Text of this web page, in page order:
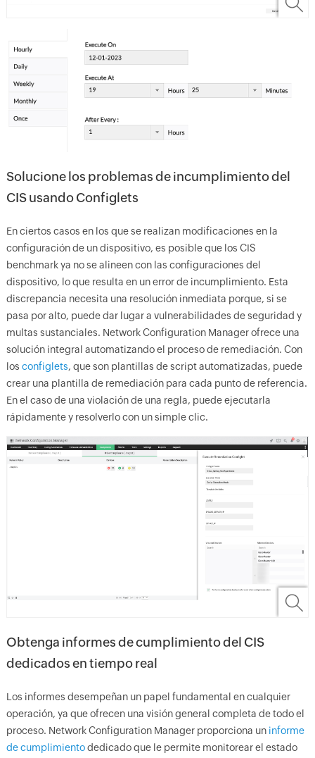
Solucione los problemas de incumplimiento del
CIS usando Configlets
En ciertos casos en los que se realizan modificaciones en la
configuración de un dispositivo, es posible que los CIS
benchmark ya no se alineen con las configuraciones del
dispositivo, lo que resulta en un error de incumplimiento. Esta
discrepancia necesita una resolución inmediata porque, si se
pasa por alto, puede dar lugar a vulnerabilidades de seguridad y
multas sustanciales. Network Configuration Manager ofrece una
solución integral automatizando el proceso de remediación. Con
los configlets, que son plantillas de script automatizadas, puede
crear una plantilla de remediación para cada punto de referencia.
En el caso de una violación de una regla, puede ejecutarla
rápidamente y resolverlo con un simple clic.
Obtenga informes de cumplimiento del CIS
dedicados en tiempo real
Los informes desempeñan un papel fundamental en cualquier
operación, ya que ofrecen una visión general completa de todo el
proceso. Network Configuration Manager proporciona un informe
de cumplimientodedicado que le permite monitorear el estado